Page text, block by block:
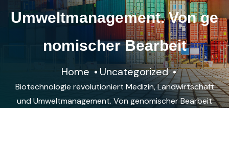
Umweltmanagement. Von ge
nomischer Bearbeit
Home Uncategorized
Biotechnologie revolutioniert Medizin, Landwirtschaft
und Umweltmanagement. Von genomischer Bearbeit